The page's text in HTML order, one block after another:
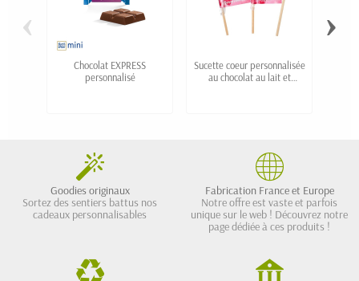
Chocolat EXPRESS
personnalisé
Sucette coeur personnalisée
au chocolat au lait et
‹ ›
Goodies originaux
Sortez des sentiers battus nos
cadeaux personnalisables
Fabrication France et Europe
Notre offre est vaste et parfois
unique sur le web ! Découvrez notre
page dédiée à ces produits !